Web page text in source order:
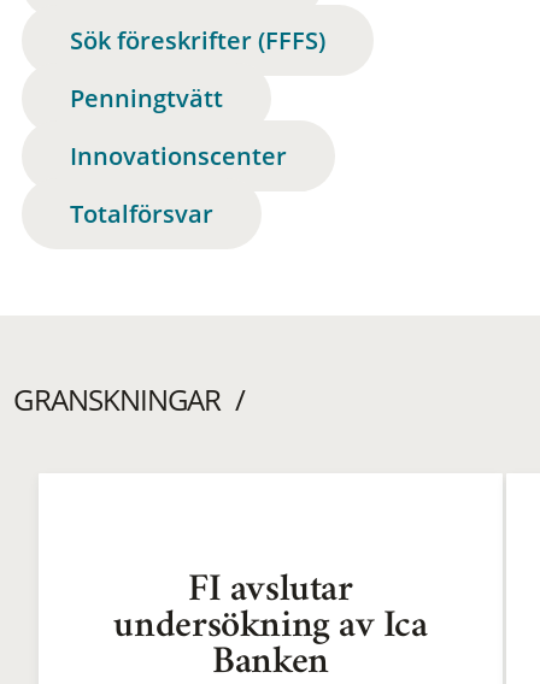
Sök föreskrifter (FFFS)
Penningtvätt
Innovationscenter
Totalförsvar
GRANSKNINGAR
FI avslutar
undersökning av Ica
Banken